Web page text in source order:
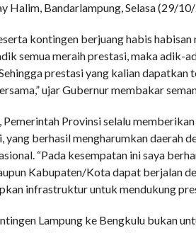
Halim, Bandarlampung, Selasa (29/
kontingen berjuang habis habisan
semua meraih prestasi, maka adik-
prestasi yang kalian dapatkan
ujar Gubernur membakar
Provinsi selalu
yang berhasil mengharumkan daerah
“Pada kesempatan ini saya
Kabupaten/Kota dapat berjalan
infrastruktur untuk mendukung
Lampung ke Bengkulu bukan